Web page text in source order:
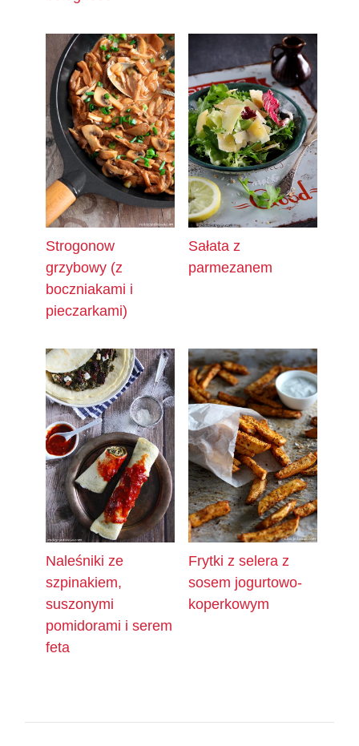
Strogonow
grzybowy (z
boczniakami i
pieczarkami)
Sałata z
parmezanem
Naleśniki ze
szpinakiem,
suszonymi
pomidorami i serem
feta
Frytki z selera z
sosem jogurtowo-
koperkowym